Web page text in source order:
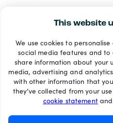
This website
We use cookies to
social media features and to
share information about your
media, advertising and
with other information that
they’ve collected from your
cookie statementand